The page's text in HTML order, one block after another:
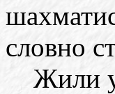
словно
Жили